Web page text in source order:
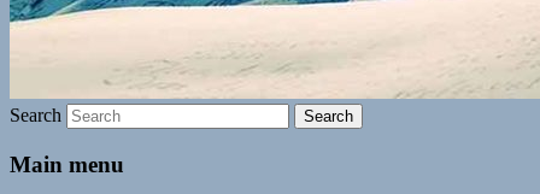
Search
Main menu